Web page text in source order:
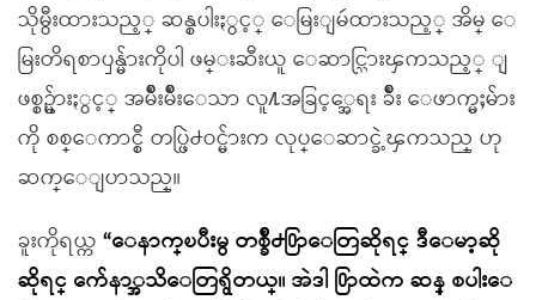
သိုမွီးထားသည့္ ဆန္စပါးႏွင့္ ေမြးျမဴထားသည့္ အိမ္ ေ
မြးတိရစာၦန္မ်ားကိုပါ ဖမ္းဆီးယူ ေဆာင္သြားၾကသည့္ ျ
ဖစ္စဥ္မ်ားႏွင့္ အမ်ိဳးမ်ိဳးေသာ လူ႔အခြင့္အေရး ခ်ိဳး ေဖာက္မႈမ်ား
ကို စစ္ေကာင္စီ တပ္ဖြဲ႕ဝင္မ်ားက လုပ္ေဆာင္ခဲ့ၾကသည္ ဟု
ဆက္ေျပာသည္။
ခူးကိုရယ္က “ေနာက္ၿပီးမွ တစ္ခ်ိဳ႕႐ြာေတြဆိုရင္ ဒီေမာ့ဆို
ဆိုရင္ က်ေနာ္အသိေတြရွိတယ္။ အဲဒါ ႐ြာထဲက ဆန္ စပါးေ